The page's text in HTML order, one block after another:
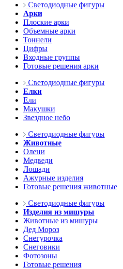
Светодиодные фигуры
Арки
Плоские арки
Объемные арки
Тоннели
Цифры
Входные группы
Готовые решения арки
Светодиодные фигуры
Елки
Ели
Макушки
Звездное небо
Светодиодные фигуры
Животные
Олени
Медведи
Лошади
Ажурные изделия
Готовые решения животные
Светодиодные фигуры
Изделия из мишуры
Животные из мишуры
Дед Мороз
Снегурочка
Снеговики
Фотозоны
Готовые решения